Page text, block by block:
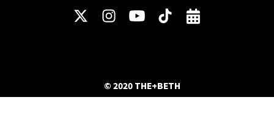
© 2020 THE+BETH